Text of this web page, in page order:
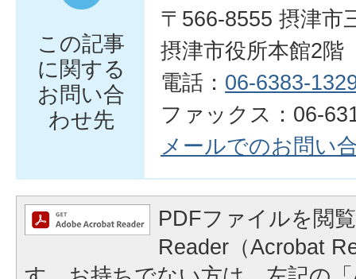
この記事
に関する
お問い合
わせ先
〒566-8555 摂津市
摂津市役所本館2階
電話： 06-6383-
ファックス：06-
メールでのお問い
PDFファイルを閲
Reader（Acrobat